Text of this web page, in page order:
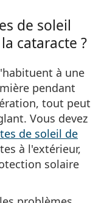
de soleil
cataracte ?
à une
pendant
tout peut
Vous devez
de soleil de
à l'extérieur,
solaire